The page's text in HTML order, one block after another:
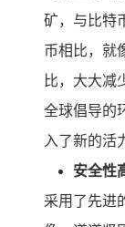
矿，与比特
币相比，就
比，大大减
全球倡导的
入了新的活
安全性
采用了先进